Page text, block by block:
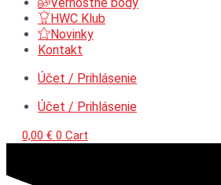
HWC Klub
Novinky
Kontakt
Účet / Prihlásenie
Účet / Prihlásenie
0,00 € 0 Cart